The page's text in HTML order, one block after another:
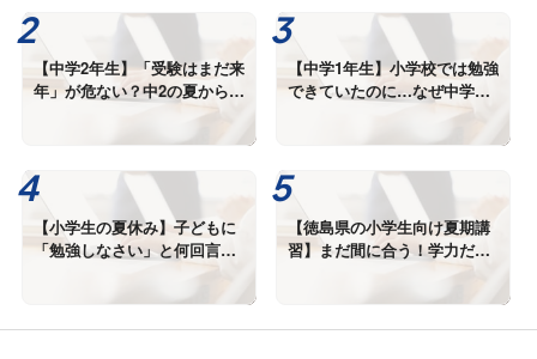
【中学2年生】「受験はまだ来
年」が危ない？中2の夏から差
【中学1年生】小学校では勉強
できていたのに…なぜ中学生
になると成績が下がるのか？
【小学生の夏休み】子どもに
「勉強しなさい」と何回言っ
【徳島県の小学生向け夏期講
習】まだ間に合う！学力だけ
でなくコミュニケーション能
力も伸びる未来舎の夏期講習